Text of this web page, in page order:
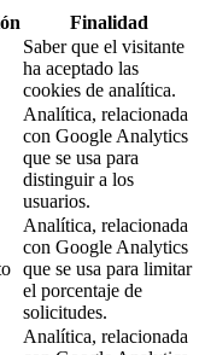
Finalidad
Saber que el visitante
ha aceptado las
cookies de analítica.
Analítica, relacionada
con Google Analytics
que se usa para
distinguir a los
usuarios.
Analítica, relacionada
con Google Analytics
que se usa para limitar
el porcentaje de
solicitudes.
Analítica, relacionada